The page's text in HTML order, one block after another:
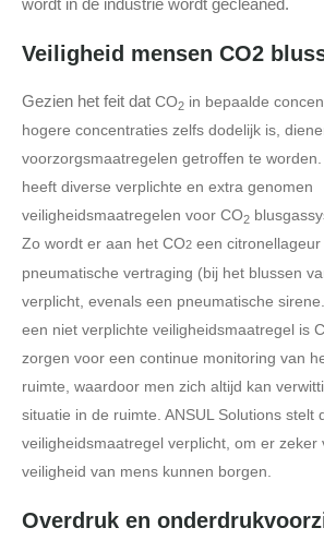
wordt in de industrie wordt gecleaned.
Veiligheid mensen CO2
Gezien het feit dat CO2 in bepaalde
hogere concentraties zelfs dodelijk is,
voorzorgsmaatregelen getroffen te worden.
heeft diverse verplichte en extra genomen
veiligheidsmaatregelen voor CO2
Zo wordt er aan het CO2 een
pneumatische vertraging (bij het blussen
verplicht, evenals een pneumatische
een niet verplichte veiligheidsmaatregel is
zorgen voor een continue monitoring van
ruimte, waardoor men zich altijd kan
situatie in de ruimte. ANSUL Solutions stelt
veiligheidsmaatregel verplicht, om er zeker
veiligheid van mens kunnen borgen.
Overdruk en